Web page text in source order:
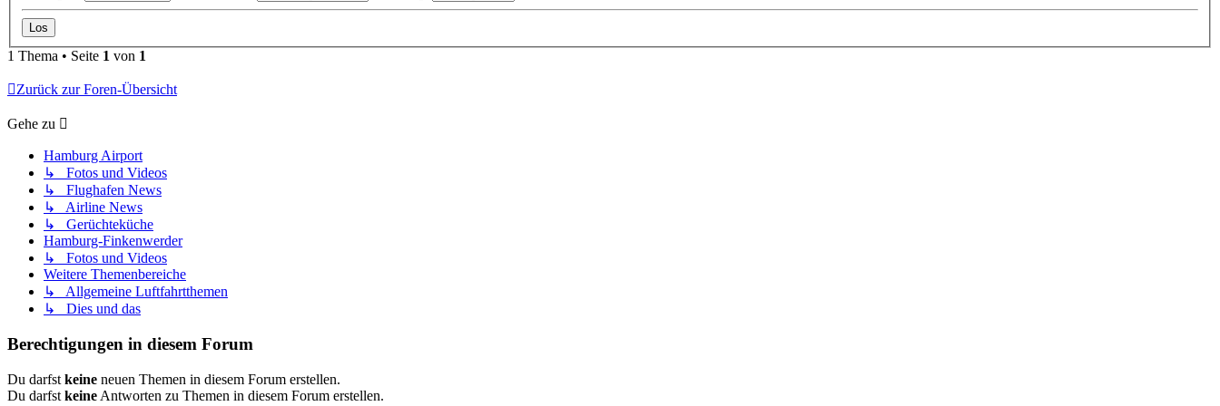
1 Thema • Seite 1 von 1
Zurück zur Foren-Übersicht
Gehe zu
Hamburg Airport
↳ Fotos und Videos
↳ Flughafen News
↳ Airline News
↳ Gerüchteküche
Hamburg-Finkenwerder
↳ Fotos und Videos
Weitere Themenbereiche
↳ Allgemeine Luftfahrtthemen
↳ Dies und das
Berechtigungen in diesem Forum
Du darfst keine neuen Themen in diesem Forum erstellen.
Du darfst keine Antworten zu Themen in diesem Forum erstellen.